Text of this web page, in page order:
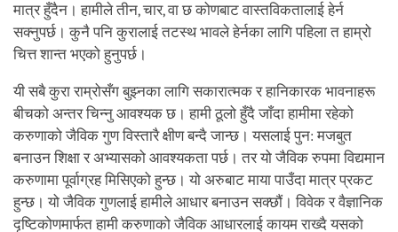
मात्र हुँदैन। हामीले तीन, चार, वा छ कोणबाट वास्तविकतालाई हेर्न
सक्नुपर्छ। कुनै पनि कुरालाई तटस्थ भावले हेर्नका लागि पहिला त हाम्रो
चित्त शान्त भएको हुनुपर्छ।
यी सबै कुरा राम्रोसँग बुझ्नका लागि सकारात्मक र हानिकारक भावनाहरू
बीचको अन्तर चिन्नु आवश्यक छ। हामी ठूलो हुँदै जाँदा हामीमा रहेको
करुणाको जैविक गुण विस्तारै क्षीण बन्दै जान्छ। यसलाई पुन: मजबुत
बनाउन शिक्षा र अभ्यासको आवश्यकता पर्छ। तर यो जैविक रुपमा विद्यमान
करुणामा पूर्वाग्रह मिसिएको हुन्छ। यो अरुबाट माया पाउँदा मात्र प्रकट
हुन्छ। यो जैविक गुणलाई हामीले आधार बनाउन सक्छौं। विवेक र वैज्ञानिक
दृष्टिकोणमार्फत हामी करुणाको जैविक आधारलाई कायम राख्दै यसको